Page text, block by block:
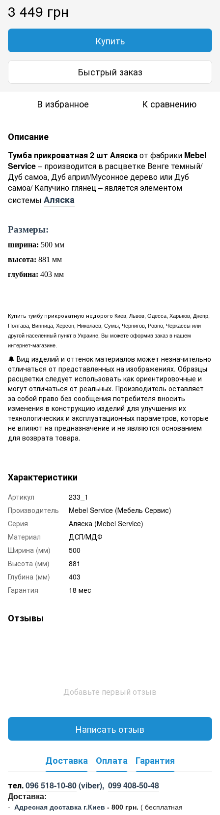
3 449 грн
Купить
Быстрый заказ
В избранное К сравнению
Описание
Тумба прикроватная 2 шт Аляскаот фабрики Mebel
Service– производится в расцветке Венге темный/
Дуб самоа, Дуб април/Мусонное дерево или Дуб
самоа/ Капучино глянец – является элементом
системы Аляска
Размеры:
ширина: 500 мм
высота: 881 мм
глубина: 403 мм
Купить тумбу прикроватную недорого Киев, Львов, Одесса, Харьков, Днепр,
Полтава, Винница, Херсон, Николаев, Сумы, Чернигов, Ровно, Черкассы или
другой населенный пункт в Украине, Вы можете оформив заказ в нашем
интернет-магазине.
🔔 Вид изделий и оттенок материалов может незначительно
отличаться от представленных на изображениях. Образцы
расцветки следует использовать как ориентировочные и
могут отличаться от реальных. Производитель оставляет
за собой право без сообщения потребителя вносить
изменения в конструкцию изделий для улучшения их
технологических и эксплуатационных параметров, которые
не влияют на предназначение и не являются основанием
для возврата товара.
Характеристики
Артикул
233_1
Производитель
Mebel Service (Мебель Сервис)
Серия
Аляска (Mebel Service)
Материал
ДСП/МДФ
Ширина (мм)
500
Высота (мм)
881
Глубина (мм)
403
Гарантия
18 мес
Отзывы
Добавьте первый отзыв
Написать отзыв
Доставка Оплата Гарантия
тел.096 518-10-80(viber), 099 408-50-48
Доставка:
- Адресная доставка г.Киев - 800 грн. ( бесплатная